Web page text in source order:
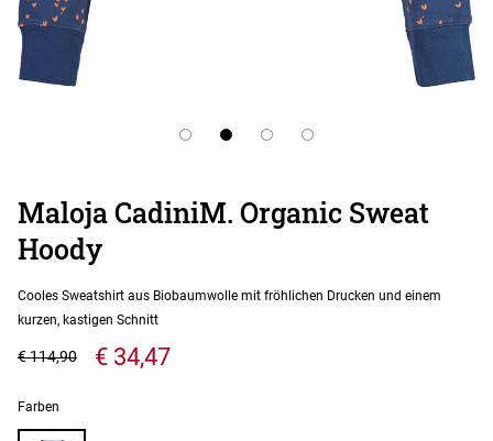
Maloja CadiniM. Organic Sweat
Hoody
Cooles Sweatshirt aus Biobaumwolle mit fröhlichen Drucken und einem
kurzen, kastigen Schnitt
€ 34,47
€ 114,90
Farben